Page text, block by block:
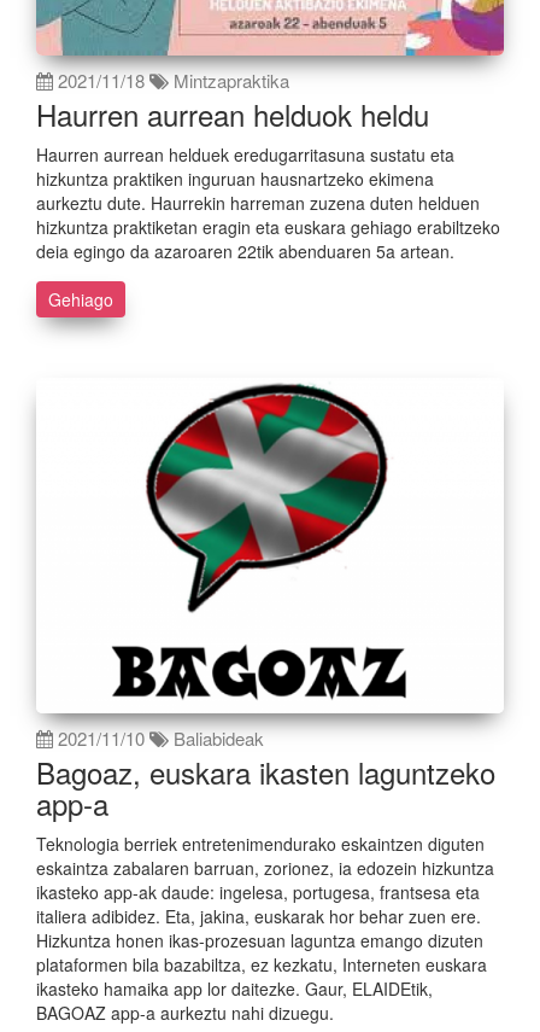
2021/11/18 Mintzapraktika
Haurren aurrean helduok heldu
Haurren aurrean helduek eredugarritasuna sustatu eta
hizkuntza praktiken inguruan hausnartzeko ekimena
aurkeztu dute. Haurrekin harreman zuzena duten helduen
hizkuntza praktiketan eragin eta euskara gehiago erabiltzeko
deia egingo da azaroaren 22tik abenduaren 5a artean.
Gehiago
2021/11/10 Baliabideak
Bagoaz, euskara ikasten laguntzeko
app-a
Teknologia berriek entretenimendurako eskaintzen diguten
eskaintza zabalaren barruan, zorionez, ia edozein hizkuntza
ikasteko app-ak daude: ingelesa, portugesa, frantsesa eta
italiera adibidez. Eta, jakina, euskarak hor behar zuen ere.
Hizkuntza honen ikas-prozesuan laguntza emango dizuten
plataformen bila bazabiltza, ez kezkatu, Interneten euskara
ikasteko hamaika app lor daitezke. Gaur, ELAIDEtik,
BAGOAZ app-a aurkeztu nahi dizuegu.